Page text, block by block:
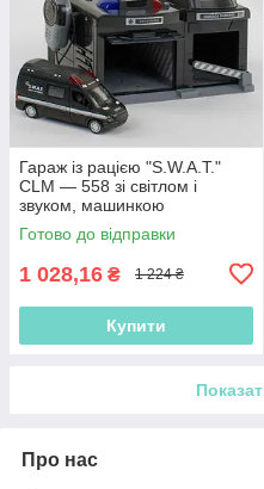
Гараж із рацією "S.W.A.T."
CLM — 558 зі світлом і
звуком, машинкою
Готово до відправки
1 028,16 ₴ 1 224 ₴
Купити
Про нас